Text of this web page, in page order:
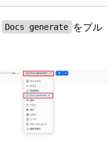
Docs generate
をプル